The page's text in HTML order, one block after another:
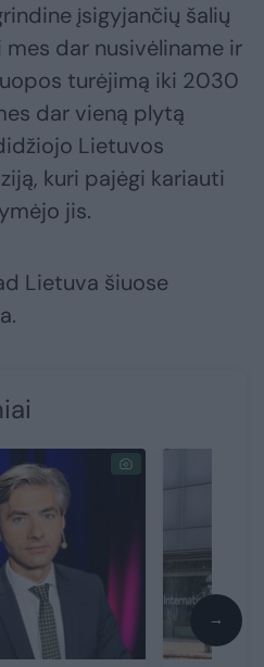
įsigyjančių šalių
dar nusivėliname ir
turėjimą iki 2030
dar vieną plytą
Lietuvos
kuri pajėgi kariauti
jis.
Lietuva šiuose
→